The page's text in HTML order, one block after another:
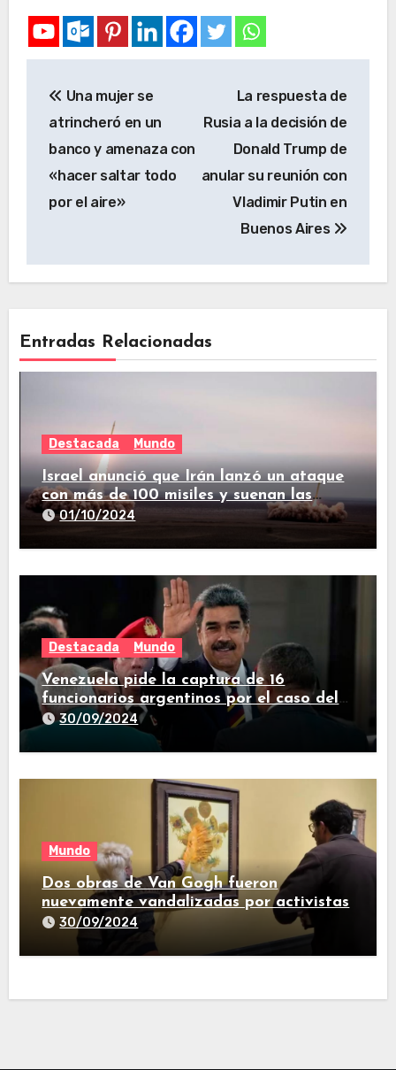
Una mujer se
atrincheró en un
banco y amenaza con
«hacer saltar todo
por el aire»
La respuesta de
Rusia a la decisión de
Donald Trump de
anular su reunión con
Vladimir Putin en
Buenos Aires
Entradas Relacionadas
Destacada Mundo
Israel anunció que Irán lanzó un ataque
con más de 100 misiles y suenan las
sirenas en todo el país
01/10/2024
Destacada Mundo
Venezuela pide la captura de 16
funcionarios argentinos por el caso del
avión iraní que estuvo en Buenos Aires
30/09/2024
Mundo
Dos obras de Van Gogh fueron
nuevamente vandalizadas por activistas
30/09/2024